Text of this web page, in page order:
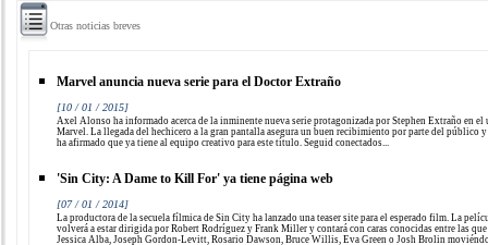
Otras noticias breves
Marvel anuncia nueva serie para el Doctor Extraño
[10 / 01 / 2015]
Axel Alonso ha informado acerca de la inminente nueva serie protagonizada por Stephen Extraño en el
Marvel. La llegada del hechicero a la gran pantalla asegura un buen recibimiento por parte del público
ha afirmado que ya tiene al equipo creativo para este título. Seguid conectados...
'Sin City: A Dame to Kill For' ya tiene página web
[07 / 01 / 2014]
La productora de la secuela fílmica de Sin City ha lanzado una teaser site para el esperado film. La
volverá a estar dirigida por Robert Rodríguez y Frank Miller y contará con caras conocidas entre las que
Jessica Alba, Joseph Gordon-Levitt, Rosario Dawson, Bruce Willis, Eva Green o Josh Brolin